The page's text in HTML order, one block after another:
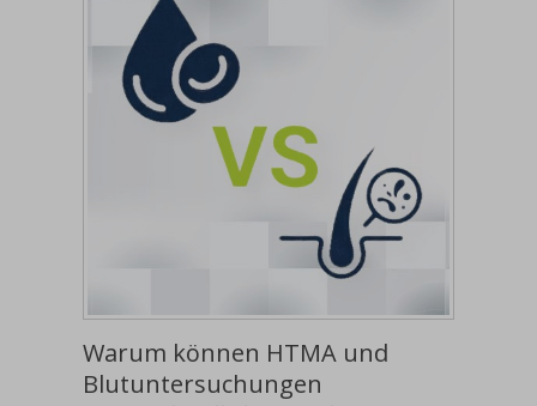
Warum können HTMA und
Blutuntersuchungen